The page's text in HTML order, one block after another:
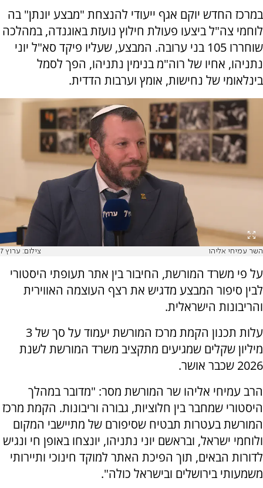
במרכז החדש יוקם אגף ייעודי להנצחת "מבצע יונתן" בה
לוחמי צה"ל ביצעו פעולת חילוץ נועזת באוגנדה, במהלכה
שוחררו 105 בני ערובה. המבצע, שעליו פיקד סא"ל יוני
נתניהו, אחיו של רוה"מ בנימין נתניהו, הפך לסמל
בינלאומי של נחישות, אומץ וערבות הדדית.
השר עמיחי אליהו צילום: ערוץ 7
על פי משרד המורשת, החיבור בין אתר תעופתי היסטורי
לבין סיפור המבצע מדגיש את רצף העוצמה האווירית
והריבונות הישראלית.
עלות תכנון הקמת מרכז המורשת יעמוד על סך של 3
מיליון שקלים שמגיעים מתקציב משרד המורשת לשנת
2026 שכבר אושר.
הרב עמיחי אליהו שר המורשת מסר: "מדובר במהלך
היסטורי שמחבר בין חלוציות, גבורה וריבונות. הקמת מרכז
המורשת בעטרות תבטיח שסיפורם של מתיישבי המקום
ולוחמי ישראל, ובראשם יוני נתניהו, יונצחו באופן חי ונגיש
לדורות הבאים, תוך הפיכת האתר למוקד חינוכי ותיירותי
משמעותי בירושלים ובישראל כולה".